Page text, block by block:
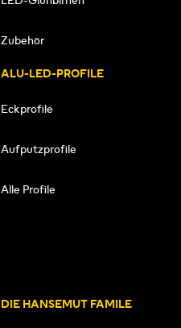
Zubehör
ALU-LED-PROFILE
Eckprofile
Aufputzprofile
Alle Profile
DIE HANSEMUT FAMILE